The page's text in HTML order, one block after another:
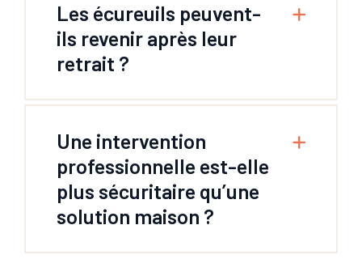
Les écureuils peuvent-
ils revenir après leur
retrait ?
Une intervention
professionnelle est-elle
plus sécuritaire qu’une
solution maison ?